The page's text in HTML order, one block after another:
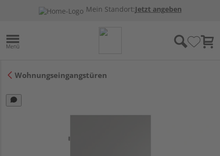
Mein Standort:Jetzt angeben
Wohnungseingangstüren